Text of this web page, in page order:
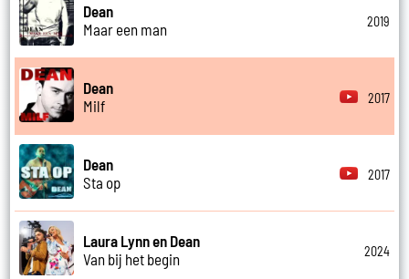
Dean
Maar een man
2019
Dean
Milf
2017
Dean
Sta op
2017
Laura Lynn en Dean
Van bij het begin
2024